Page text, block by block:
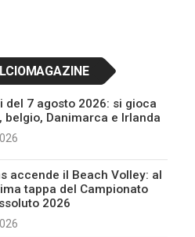
del 7 agosto 2026: si gioca
belgio, Danimarca e Irlanda
accende il Beach Volley: al
tappa del Campionato
2026